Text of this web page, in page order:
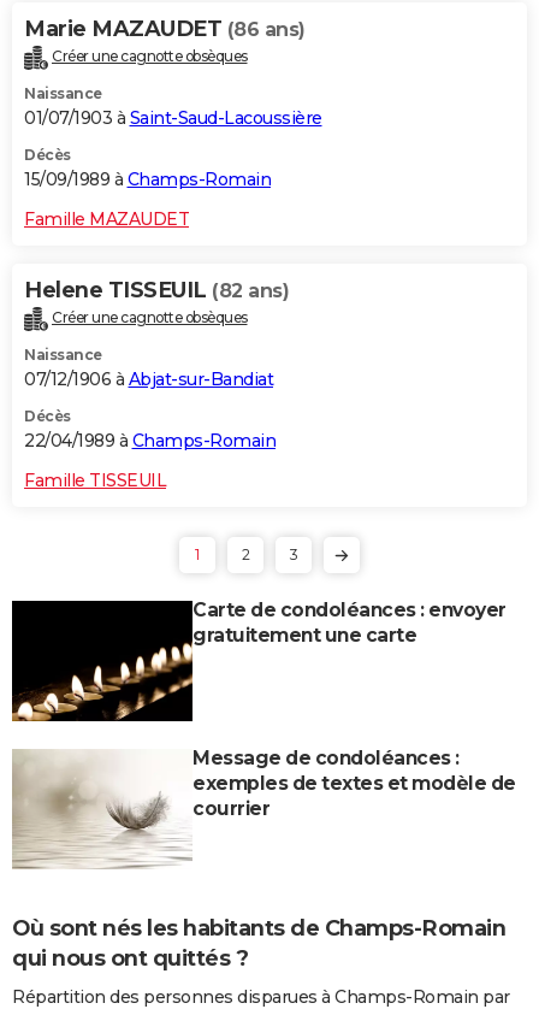
Marie MAZAUDET (86 ans)
Créer une cagnotte obsèques
Naissance
01/07/1903 à Saint-Saud-Lacoussière
Décès
15/09/1989 à Champs-Romain
Famille MAZAUDET
Helene TISSEUIL (82 ans)
Créer une cagnotte obsèques
Naissance
07/12/1906 à Abjat-sur-Bandiat
Décès
22/04/1989 à Champs-Romain
Famille TISSEUIL
1 2 3
Carte de condoléances : envoyer
gratuitement une carte
Message de condoléances :
exemples de textes et modèle de
courrier
Où sont nés les habitants de Champs-Romain
qui nous ont quittés ?
Répartition des personnes disparues à Champs-Romain par